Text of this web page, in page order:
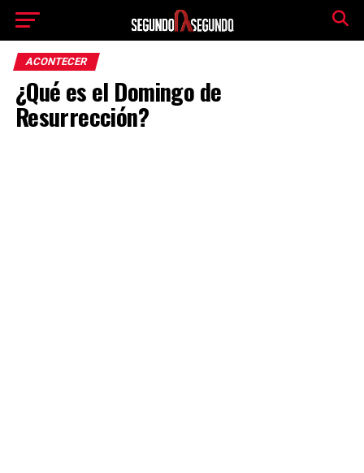
ACONTECER
¿Qué es el Domingo de
Resurrección?